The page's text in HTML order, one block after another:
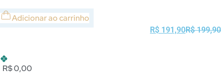
Adicionar ao carrinho
R$199,90
R$ 191,90
R$ 0,00